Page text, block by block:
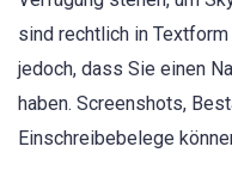
sind rechtlich in
jedoch, dass Sie einen
haben. Screenshots,
Einschreibebelege